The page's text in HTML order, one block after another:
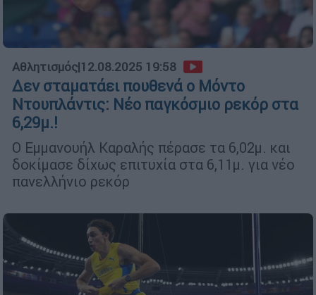
Αθλητισμός|12.08.2025 19:58
Δεν σταματάει πουθενά ο Μόντο
Ντουπλάντις: Νέο παγκόσμιο ρεκόρ στα
6,29μ.!
Ο Εμμανουήλ Καραλής πέρασε τα 6,02μ. και
δοκίμασε δίχως επιτυχία στα 6,11μ. για νέο
πανελλήνιο ρεκόρ